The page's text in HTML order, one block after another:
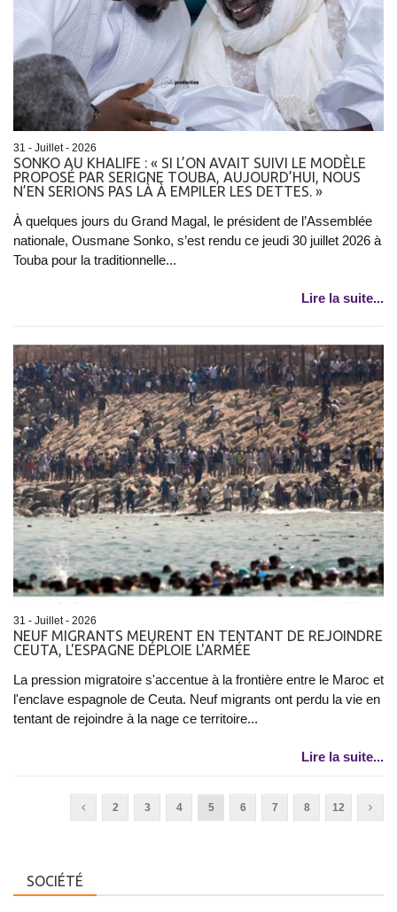
31 - Juillet - 2026
SONKO AU KHALIFE : « SI L’ON AVAIT SUIVI LE MODÈLE
PROPOSÉ PAR SERIGNE TOUBA, AUJOURD’HUI, NOUS
N’EN SERIONS PAS LÀ À EMPILER LES DETTES. »
À quelques jours du Grand Magal, le président de l’Assemblée
nationale, Ousmane Sonko, s’est rendu ce jeudi 30 juillet 2026 à
Touba pour la traditionnelle...
Lire la suite...
31 - Juillet - 2026
NEUF MIGRANTS MEURENT EN TENTANT DE REJOINDRE
CEUTA, L'ESPAGNE DÉPLOIE L'ARMÉE
La pression migratoire s'accentue à la frontière entre le Maroc et
l'enclave espagnole de Ceuta. Neuf migrants ont perdu la vie en
tentant de rejoindre à la nage ce territoire...
Lire la suite...
2 3 4 5 6 7 8 12
SOCIÉTÉ